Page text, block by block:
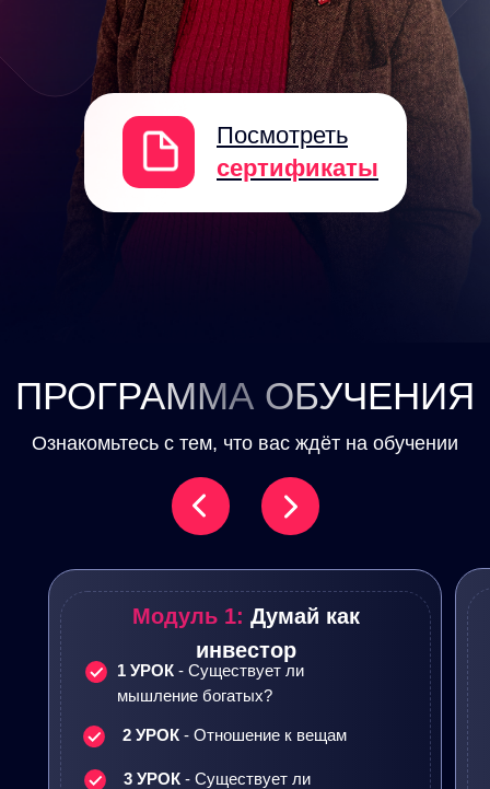
Посмотреть
сертификаты
ПРОГРАММА ОБУЧЕНИЯ
Ознакомьтесь с тем, что вас ждёт на обучении
Модуль 1: Думай как
инвестор
1 УРОК - Существует ли
мышление богатых?
2 УРОК - Отношение к вещам
3 УРОК - Существует ли
2 МОДУЛЬ